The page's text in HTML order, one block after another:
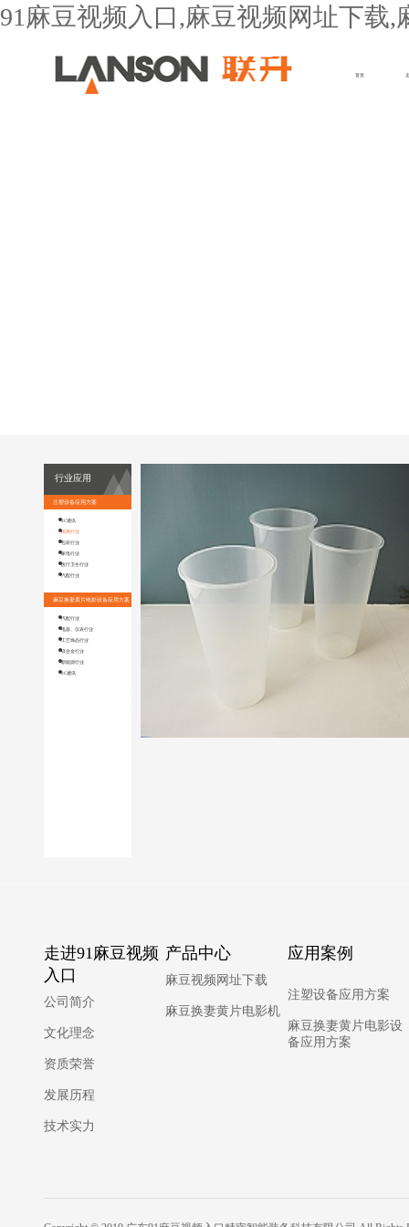
91麻豆视频入口,麻豆视频网址下载
首页
行业应用
注塑设备应用方案
3C通讯
民用行业
包装行业
家电行业
医疗卫生行业
汽配行业
麻豆换妻黄片电影设备应用方案
汽配行业
电器、仪表行业
工艺饰品行业
镁合金行业
新能源行业
3C通讯
走进91麻豆视频
入口
公司简介
文化理念
资质荣誉
发展历程
技术实力
产品中心
麻豆视频网址下载
麻豆换妻黄片电影机
应用案例
注塑设备应用方案
麻豆换妻黄片电影设
备应用方案